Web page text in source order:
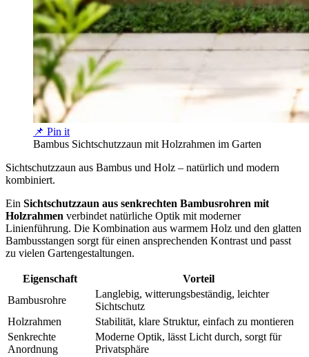
📌 Pin it
Bambus Sichtschutzzaun mit Holzrahmen im Garten
Sichtschutzzaun aus Bambus und Holz – natürlich und modern
kombiniert.
Ein Sichtschutzzaun aus senkrechten Bambusrohren mit
Holzrahmen verbindet natürliche Optik mit moderner
Linienführung. Die Kombination aus warmem Holz und den glatten
Bambusstangen sorgt für einen ansprechenden Kontrast und passt
zu vielen Gartengestaltungen.
Eigenschaft
Vorteil
Bambusrohre
Langlebig, witterungsbeständig, leichter
Sichtschutz
Holzrahmen
Stabilität, klare Struktur, einfach zu montieren
Senkrechte
Anordnung
Moderne Optik, lässt Licht durch, sorgt für
Privatsphäre